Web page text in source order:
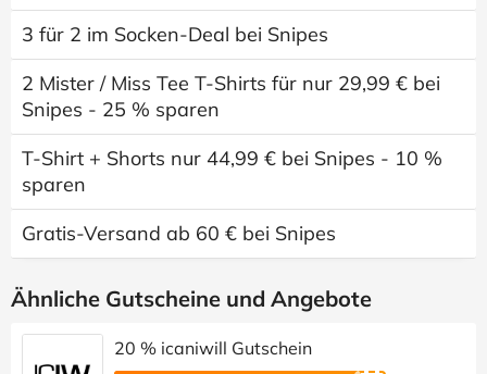
3 für 2 im Socken-Deal bei Snipes
2 Mister / Miss Tee T-Shirts für nur 29,99 € bei
Snipes - 25 % sparen
T-Shirt + Shorts nur 44,99 € bei Snipes - 10 %
sparen
Gratis-Versand ab 60 € bei Snipes
Ähnliche Gutscheine und Angebote
20 % icaniwill Gutschein